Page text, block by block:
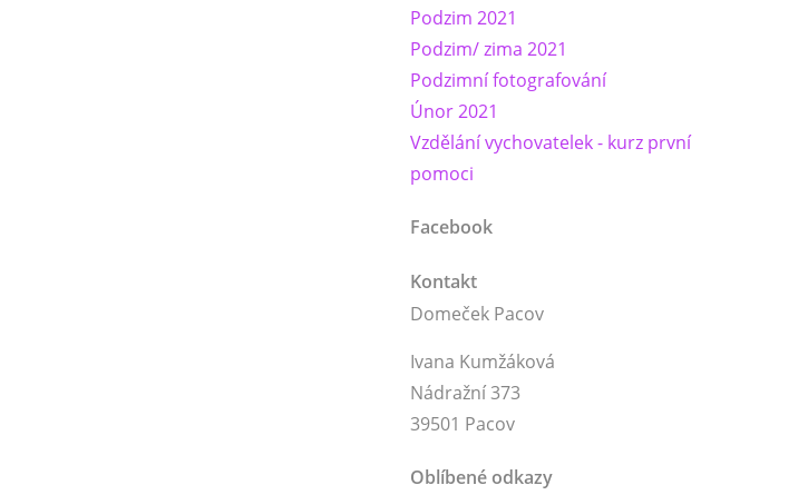
Podzim 2021
Podzim/ zima 2021
Podzimní fotografování
Únor 2021
Vzdělání vychovatelek - kurz první
pomoci
Facebook
Kontakt
Domeček Pacov
Ivana Kumžáková
Nádražní 373
39501 Pacov
Oblíbené odkazy